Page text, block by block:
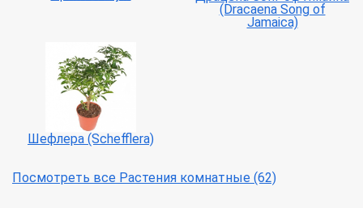
(Dracaena Song of
Jamaica)
Шефлера (Schefflera)
Посмотреть все Растения комнатные (62)